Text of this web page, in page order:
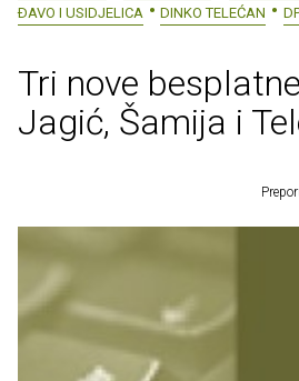
ÐAVO I USIDJELICA
DINKO TELEĆAN
Tri nove
Jagić, Šamija i